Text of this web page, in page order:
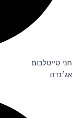
חני טייטלבום
אג׳נדה